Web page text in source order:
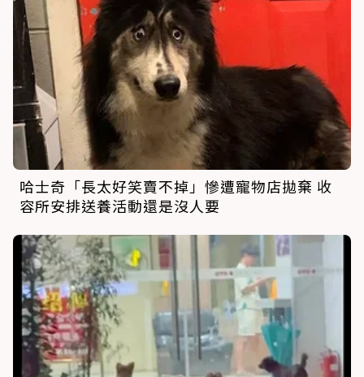
哈士奇「長太好笑賣不掉」慘遭寵物店拋棄 收
容所安排送養活動還是沒人要